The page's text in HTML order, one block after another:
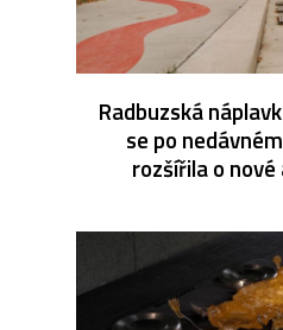
Radbuzská
se po
rozšířila o